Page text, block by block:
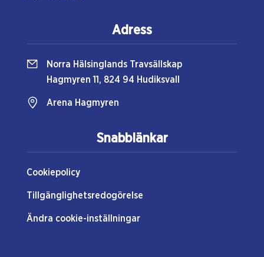
Snabblänkar
Cookiepolicy
Tillgänglighetsredogörelse
Ändra cookie-inställningar
Adress
Norra Hälsinglands Travsällskap
Hagmyren 11, 824 94 Hudiksvall
Arena Hagmyren